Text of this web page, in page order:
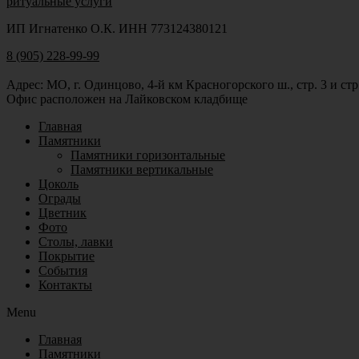
ИП Игнатенко О.К. ИНН 773124380121
8 (905) 228-99-99
Адрес: МО, г. Одинцово, 4-й км Красногорского ш., стр. 3 и
Офис расположен на Лайковском кладбище
Главная
Памятники
Памятники горизонтальные
Памятники вертикальные
Цоколь
Ограды
Цветник
Фото
Столы, лавки
Покрытие
События
Контакты
Menu
Главная
Памятники